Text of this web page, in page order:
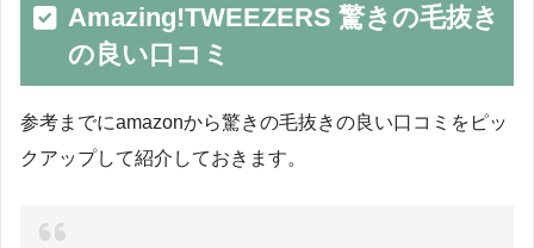
Amazing!TWEEZERS 驚きの毛抜き
の良い口コミ
参考までにamazonから驚きの毛抜きの良い口コミをピッ
クアップして紹介しておきます。